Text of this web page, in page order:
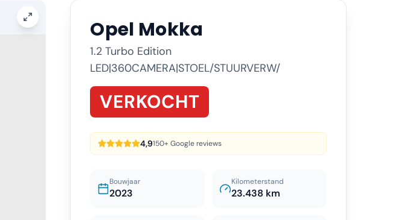
Opel Mokka
1.2 Turbo Edition
LED|360CAMERA|STOEL/STUURVERW/
VERKOCHT
4,9150+ Google reviews
Bouwjaar
2023
Kilometerstand
23.438 km